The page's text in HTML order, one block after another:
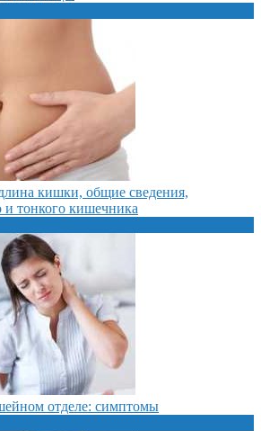
кишки, общие сведения,
и тонкого кишечника
отделе: симптомы